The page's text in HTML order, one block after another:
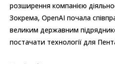
розширення компанією
Зокрема, OpenAI почала
великим державним
постачати технології для